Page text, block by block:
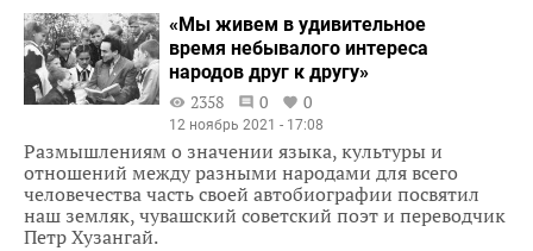
«Мы живем в удивительное
время небывалого интереса
народов друг к другу»
2358
0 0
12 ноябрь 2021 - 17:08
Размышлениям о значении языка, культуры и
отношений между разными народами для всего
человечества часть своей автобиографии посвятил
наш земляк, чувашский советский поэт и переводчик
Петр Хузангай.